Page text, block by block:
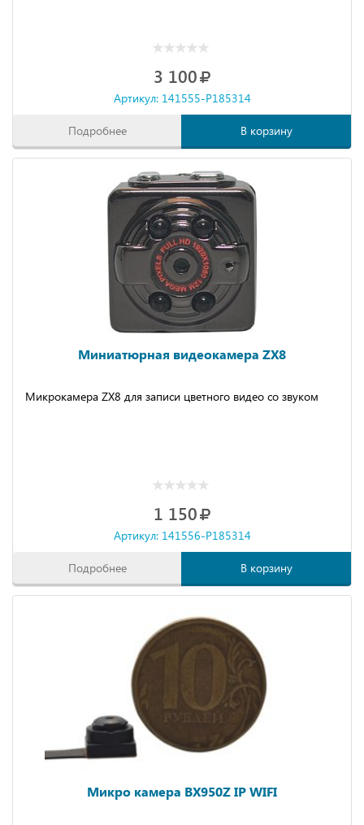
3 100
Артикул: 141555-P185314
Подробнее В корзину
Миниатюрная видеокамера ZX8
Микрокамера ZX8 для записи цветного видео со звуком
1 150
Артикул: 141556-P185314
Подробнее В корзину
Микро камера BX950Z IP WIFI